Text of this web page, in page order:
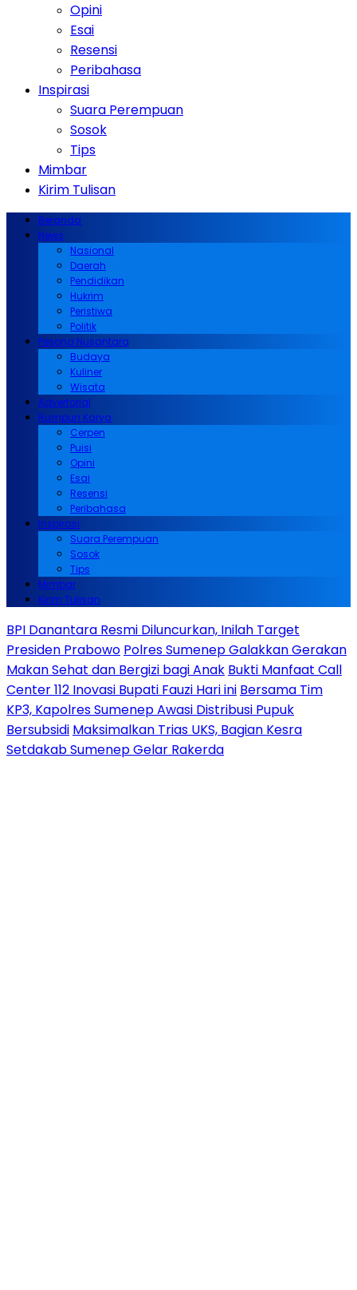
Opini
Esai
Resensi
Peribahasa
Inspirasi
Suara Perempuan
Sosok
Tips
Mimbar
Kirim Tulisan
Beranda
News
Nasional
Daerah
Pendidikan
Hukrim
Peristiwa
Politik
Pesona Nusantara
Budaya
Kuliner
Wisata
Advertorial
Rumpun Karya
Cerpen
Puisi
Opini
Esai
Resensi
Peribahasa
Inspirasi
Suara Perempuan
Sosok
Tips
Mimbar
Kirim Tulisan
BPI Danantara Resmi Diluncurkan, Inilah Target
Presiden Prabowo Polres Sumenep Galakkan Gerakan
Makan Sehat dan Bergizi bagi Anak Bukti Manfaat Call
Center 112 Inovasi Bupati Fauzi Hari ini Bersama Tim
KP3, Kapolres Sumenep Awasi Distribusi Pupuk
Bersubsidi Maksimalkan Trias UKS, Bagian Kesra
Setdakab Sumenep Gelar Rakerda